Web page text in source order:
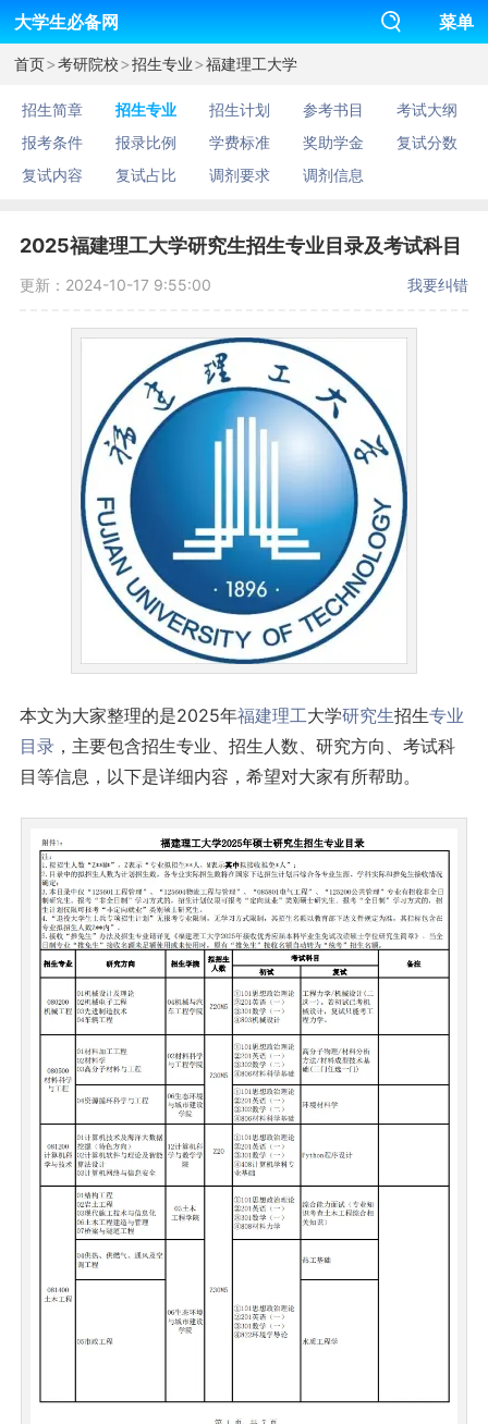
大学生必备网 菜单
首页>考研院校>招生专业>福建理工大学
招生简章 招生专业 招生计划 参考书目
考试大纲
报考条件
报录比例 学费标准 奖助学金
复试分数
复试内容
复试占比 调剂要求 调剂信息
2025福建理工大学研究生招生专业目录及考试科目
更新：2024-10-17 9:55:00 我要纠错
本文为大家整理的是2025年福建理工大学研究生招生专业
目录，主要包含招生专业、招生人数、研究方向、考试科
目等信息，以下是详细内容，希望对大家有所帮助。